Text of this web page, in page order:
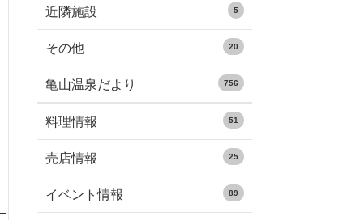
近隣施設 5
その他 20
亀山温泉だより 756
料理情報 51
売店情報 25
イベント情報 89